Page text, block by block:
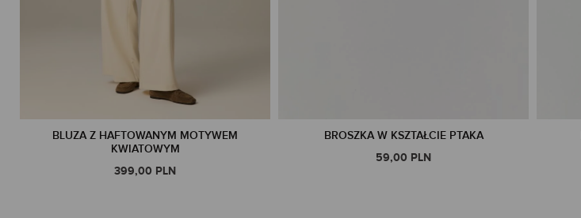
BLUZA Z HAFTOWANYM MOTYWEM
KWIATOWYM
399,00 PLN
BROSZKA W KSZTAŁCIE PTAKA
59,00 PLN